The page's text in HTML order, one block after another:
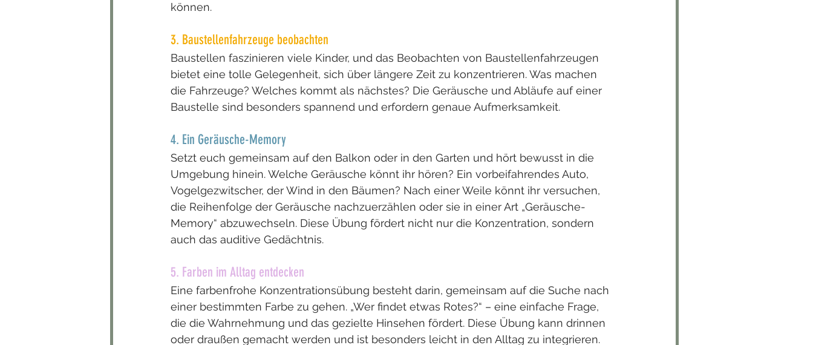
können.
3. Baustellenfahrzeuge beobachten
Baustellen faszinieren viele Kinder, und das Beobachten von Baustellenfahrzeugen
bietet eine tolle Gelegenheit, sich über längere Zeit zu konzentrieren. Was machen
die Fahrzeuge? Welches kommt als nächstes? Die Geräusche und Abläufe auf einer
Baustelle sind besonders spannend und erfordern genaue Aufmerksamkeit.
4. Ein Geräusche-Memory
Setzt euch gemeinsam auf den Balkon oder in den Garten und hört bewusst in die
Umgebung hinein. Welche Geräusche könnt ihr hören? Ein vorbeifahrendes Auto,
Vogelgezwitscher, der Wind in den Bäumen? Nach einer Weile könnt ihr versuchen,
die Reihenfolge der Geräusche nachzuerzählen oder sie in einer Art „Geräusche-
Memory“ abzuwechseln. Diese Übung fördert nicht nur die Konzentration, sondern
auch das auditive Gedächtnis.
5. Farben im Alltag entdecken
Eine farbenfrohe Konzentrationsübung besteht darin, gemeinsam auf die Suche nach
einer bestimmten Farbe zu gehen. „Wer findet etwas Rotes?“ – eine einfache Frage,
die die Wahrnehmung und das gezielte Hinsehen fördert. Diese Übung kann drinnen
oder draußen gemacht werden und ist besonders leicht in den Alltag zu integrieren.